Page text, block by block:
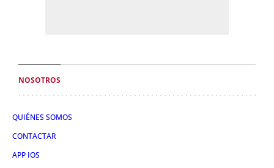
NOSOTROS
QUIÉNES SOMOS
CONTACTAR
APP IOS